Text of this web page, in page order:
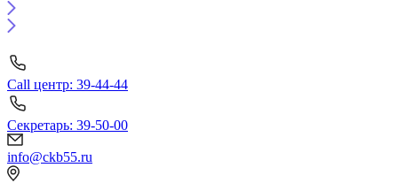
Call центр: 39-44-44
Секретарь: 39-50-00
info@ckb55.ru